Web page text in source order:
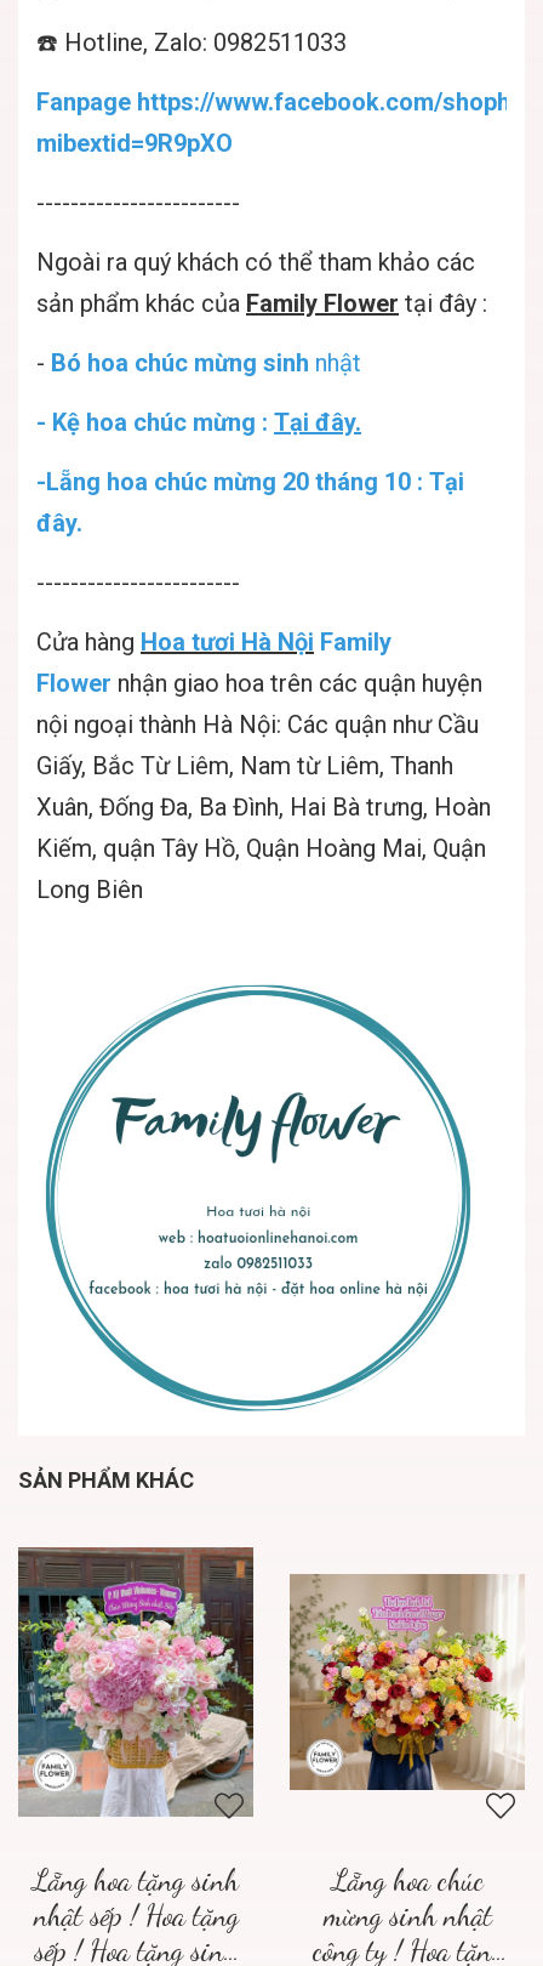
☎️ Hotline, Zalo: 0982511033
Fanpage https://www.facebook.com/
mibextid=9R9pXO
------------------------
Ngoài ra quý khách có thể tham khảo các
sản phẩm khác của Family Flower tại đây :
- Bó hoa chúc mừng sinh nhật
- Kệ hoa chúc mừng : Tại đây.
-Lẵng hoa chúc mừng 20 tháng 10 : Tại
đây.
------------------------
Cửa hàng Hoa tươi Hà Nội Family
Flower nhận giao hoa trên các quận huyện
nội ngoại thành Hà Nội: Các quận như Cầu
Giấy, Bắc Từ Liêm, Nam từ Liêm, Thanh
Xuân, Đống Đa, Ba Đình, Hai Bà trưng, Hoàn
Kiếm, quận Tây Hồ, Quận Hoàng Mai, Quận
Long Biên
SẢN PHẨM KHÁC
Lẵng hoa tặng sinh
nhật sếp ! Hoa tặng
sếp ! Hoa tặng sinh
Lẵng hoa chúc
mừng sinh nhật
công ty ! Hoa tặng